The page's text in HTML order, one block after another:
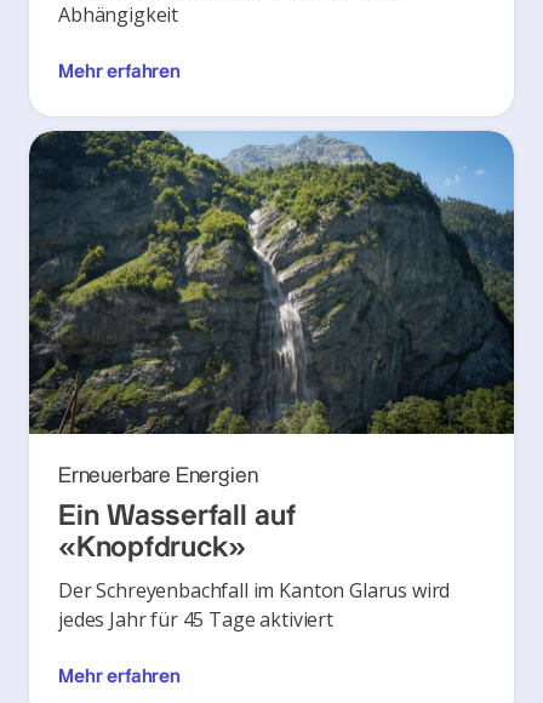
Abhängigkeit
Mehr erfahren
Erneuerbare Energien
Ein Wasserfall auf
«Knopfdruck»
Der Schreyenbachfall im Kanton Glarus wird
jedes Jahr für 45 Tage aktiviert
Mehr erfahren